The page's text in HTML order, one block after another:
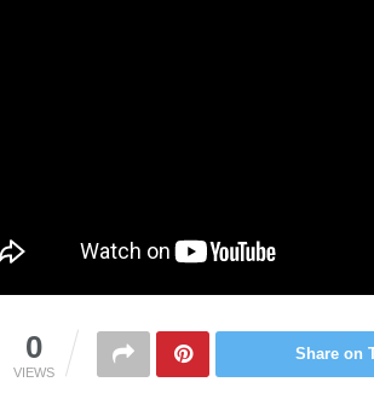
0
VIEWS
Share on